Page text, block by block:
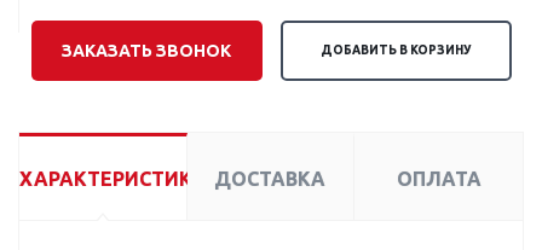
ЗАКАЗАТЬ ЗВОНОК ДОБАВИТЬ В КОРЗИНУ
ХАРАКТЕРИСТИКИ ДОСТАВКА ОПЛАТА